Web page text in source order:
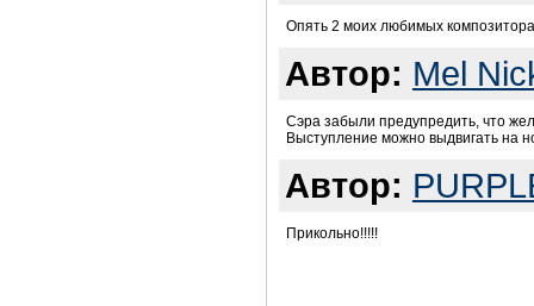
Опять 2 моих любимых
Автор: Mel
Сэра забыли предупредить, что
Выступление можно выдвигать на
Автор:
Прикольно!!!!!